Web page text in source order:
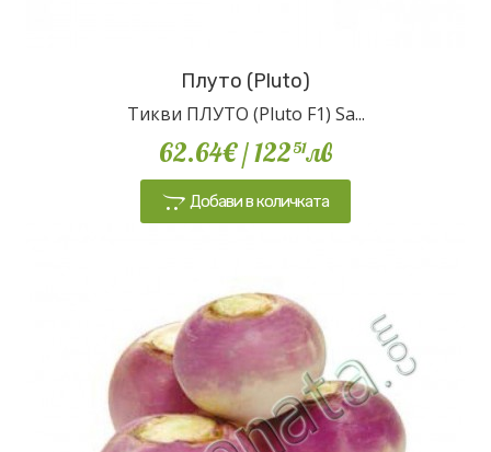
Плуто (Pluto)
Тикви ПЛУТО (Pluto F1) Sa...
62.64€/ 12251лв
Добави в количката